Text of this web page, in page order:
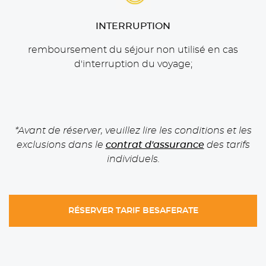
INTERRUPTION
remboursement du séjour non utilisé en cas
d'interruption du voyage;
*Avant de réserver, veuillez lire les conditions et les
exclusions dans le contrat d'assurancedes tarifs
individuels.